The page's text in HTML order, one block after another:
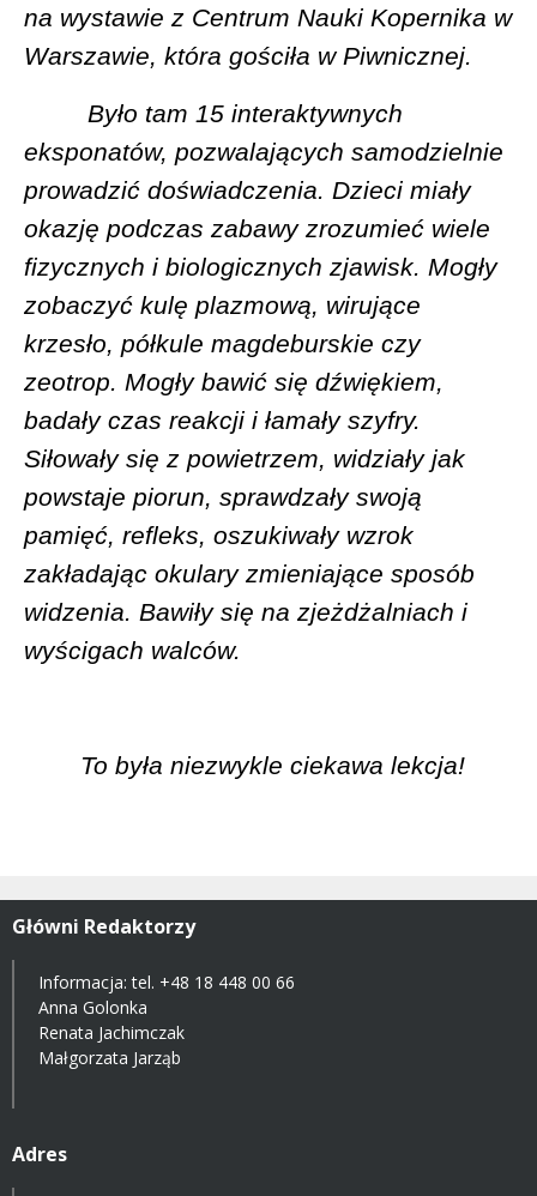
na wystawie z Centrum Nauki Kopernika w
Warszawie, która gościła w Piwnicznej.
Było tam 15 interaktywnych
eksponatów, pozwalających samodzielnie
prowadzić doświadczenia. Dzieci miały
okazję podczas zabawy zrozumieć wiele
fizycznych i biologicznych zjawisk. Mogły
zobaczyć kulę plazmową, wirujące
krzesło, półkule magdeburskie czy
zeotrop. Mogły bawić się dźwiękiem,
badały czas reakcji i łamały szyfry.
Siłowały się z powietrzem, widziały jak
powstaje piorun, sprawdzały swoją
pamięć, refleks, oszukiwały wzrok
zakładając okulary zmieniające sposób
widzenia. Bawiły się na zjeżdżalniach i
wyścigach walców.
To była niezwykle ciekawa lekcja!
Główni Redaktorzy
Informacja: tel. +48 18 448 00 66
Anna Golonka
Renata Jachimczak
Małgorzata Jarząb
Adres